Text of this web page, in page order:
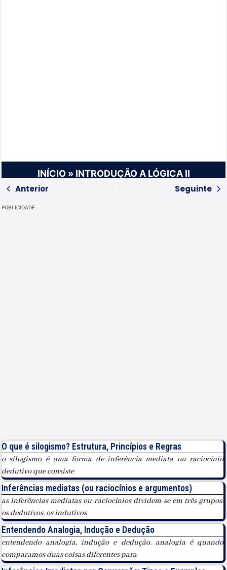
INÍCIO» INTRODUÇÃO A LÓGICA II
Anterior
Seguinte
PUBLICIDADE
O que é silogismo? Estrutura, Princípios e Regras
o silogismo é uma forma de inferência mediata ou raciocínio
dedutivo que consiste
Inferências mediatas (ou raciocínios e argumentos)
as inferências mediatas ou raciocínios dividem-se em três grupos:
os dedutivos, os indutivos
Entendendo Analogia, Indução e Dedução
entendendo analogia, indução e dedução. analogia é quando
comparamos duas coisas diferentes para